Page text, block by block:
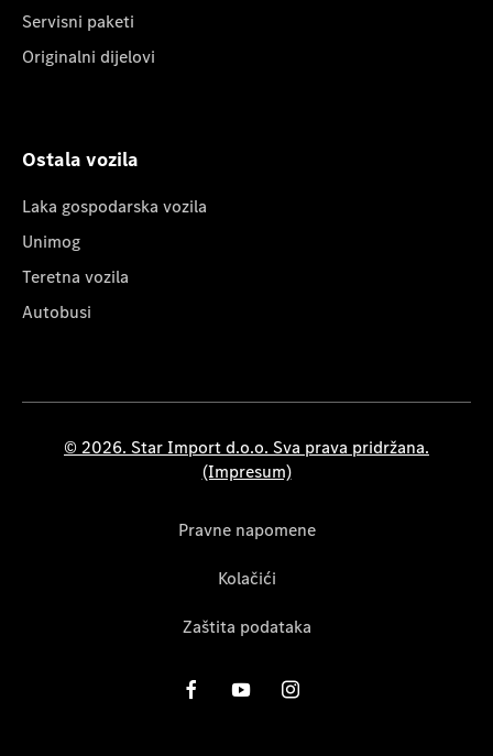
Servisni paketi
Originalni dijelovi
Ostala vozila
Laka gospodarska vozila
Unimog
Teretna vozila
Autobusi
© 2026. Star Import d.o.o. Sva prava pridržana.
(Impresum)
Pravne napomene
Kolačići
Zaštita podataka